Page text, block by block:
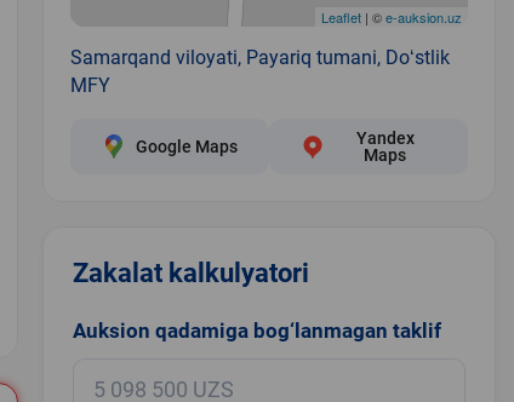
Leaflet| ©e-auksion.uz
Samarqand viloyati, Payariq tumani, Doʻstlik
MFY
Google Maps
Yandex
Maps
Zakalat kalkulyatori
Auksion qadamiga bog‘lanmagan taklif